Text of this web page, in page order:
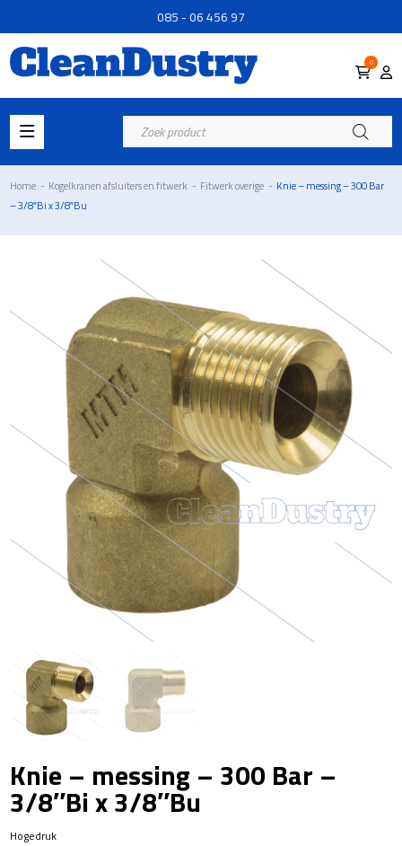
085 - 06 456 97
0
Producten
zoeken
Home - Kogelkranen afsluiters en fitwerk - Fitwerk overige - Knie – messing – 300 Bar
– 3/8″Bi x 3/8″Bu
Knie – messing – 300 Bar –
3/8″Bi x 3/8″Bu
Hogedruk